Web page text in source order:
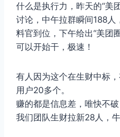
什么是执行力，昨天的“美
讨论，中午拉群瞬间188人
料官到位，下午给出“美团
可以开始干，极速！
有人因为这个在生财中标
用户20多个。
赚的都是信息差，唯快不
我们团队生财拉新28人，牛